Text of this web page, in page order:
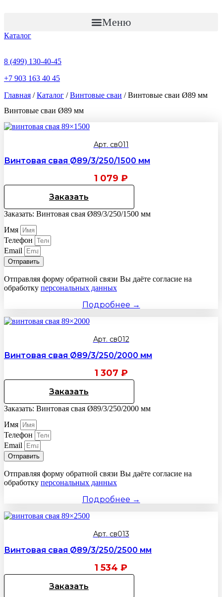
Меню
Каталог
8 (499) 130-40-45
+7 903 163 40 45
Главная /Каталог /Винтовые сваи / Винтовые сваи Ø89 мм
Винтовые сваи Ø89 мм
Арт. св011
Винтовая свая Ø89/3/250/1500 мм
1 079 ₽
Заказать
Заказать: Винтовая свая Ø89/3/250/1500 мм
Имя
Телефон
Email
Отправить
Отправляя форму обратной связи Вы даёте согласие на
обработку персональных данных
Подробнее →
Арт. св012
Винтовая свая Ø89/3/250/2000 мм
1 307 ₽
Заказать
Заказать: Винтовая свая Ø89/3/250/2000 мм
Имя
Телефон
Email
Отправить
Отправляя форму обратной связи Вы даёте согласие на
обработку персональных данных
Подробнее →
Арт. св013
Винтовая свая Ø89/3/250/2500 мм
1 534 ₽
Заказать